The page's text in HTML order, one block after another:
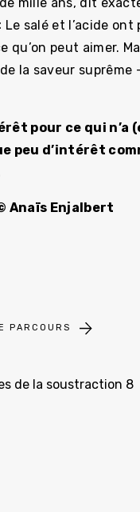
Le salé et l’acide ont
qu’on peut aimer.
la saveur suprême
pour ce qui n’a
peu d’intérêt
Anaïs Enjalbert
PARCOURS